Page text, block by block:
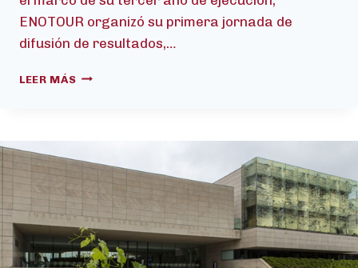
ENOTOUR organizó su primera jornada de
difusión de resultados,…
LEER MÁSENOTOUR
DE
DE
RESULTADOS
EN
BURDEOS
PARA